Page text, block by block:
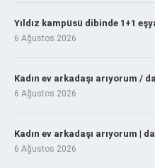
Yıldız kampüsü dibinde 1+1
6 Ağustos 2026
Kadın ev arkadaşı arıyorum /
6 Ağustos 2026
Kadın ev arkadaşı arıyorum |
6 Ağustos 2026